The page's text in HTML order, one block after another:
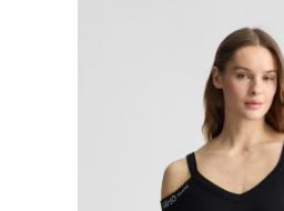
Enregistrer
Mon
panier